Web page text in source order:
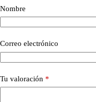
Nombre
Correo electrónico
Tu valoración *